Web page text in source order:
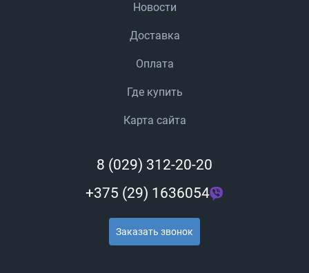
Новости
Доставка
Оплата
Где купить
Карта сайта
8 (029) 312-20-20
+375 (29) 1636054
Заказать звонок